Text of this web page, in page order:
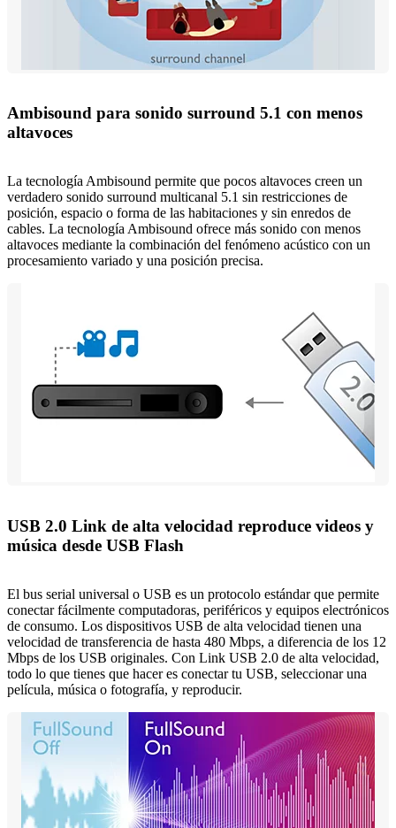
Ambisound para sonido surround 5.1 con menos
altavoces
La tecnología Ambisound permite que pocos altavoces creen un
verdadero sonido surround multicanal 5.1 sin restricciones de
posición, espacio o forma de las habitaciones y sin enredos de
cables. La tecnología Ambisound ofrece más sonido con menos
altavoces mediante la combinación del fenómeno acústico con un
procesamiento variado y una posición precisa.
USB 2.0 Link de alta velocidad reproduce videos y
música desde USB Flash
El bus serial universal o USB es un protocolo estándar que permite
conectar fácilmente computadoras, periféricos y equipos electrónicos
de consumo. Los dispositivos USB de alta velocidad tienen una
velocidad de transferencia de hasta 480 Mbps, a diferencia de los 12
Mbps de los USB originales. Con Link USB 2.0 de alta velocidad,
todo lo que tienes que hacer es conectar tu USB, seleccionar una
película, música o fotografía, y reproducir.